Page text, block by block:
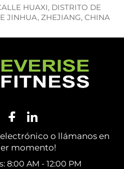
HUAXI, DISTRITO DE
JINHUA, ZHEJIANG, CHINA
o llámanos en
momento!
8:00 AM - 12:00 PM